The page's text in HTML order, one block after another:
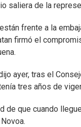
saliera de la
frente a la
firmó el
ayer, tras el
tres años de
de que cuando